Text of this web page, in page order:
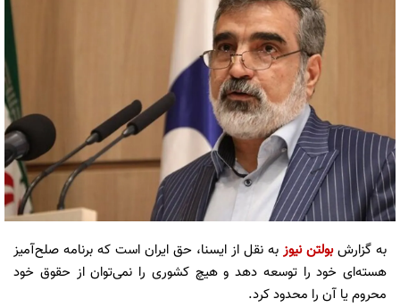
به گزارشبولتن نیوز به نقل از ایسنا، حق ایران است که برنامه صلح‌آمیز
هسته‌ای خود را توسعه دهد و هیچ کشوری را نمی‌توان از حقوق خود
محروم یا آن را محدود کرد.